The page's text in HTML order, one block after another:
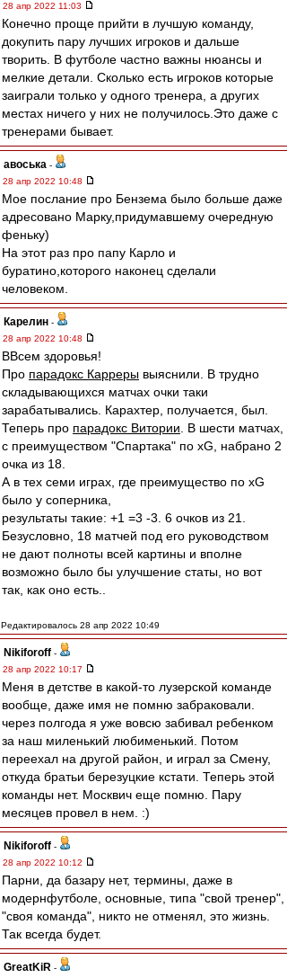
28 апр 2022 11:03
Конечно проще прийти в лучшую команду,
докупить пару лучших игроков и дальше
творить. В футболе частно важны нюансы и
мелкие детали. Сколько есть игроков которые
заиграли только у одного тренера, а других
местах ничего у них не получилось.Это даже с
тренерами бывает.
авоська -
28 апр 2022 10:48
Мое послание про Бензема было больше даже
адресовано Марку,придумавшему очередную
феньку)
На этот раз про папу Карло и
буратино,которого наконец сделали
человеком.
Карелин -
28 апр 2022 10:48
ВВсем здоровья!
Про парадокс Карреры выяснили. В трудно
складывающихся матчах очки таки
зарабатывались. Карахтер, получается, был.
Теперь про парадокс Витории . В шести матчах,
с преимуществом "Спартака" по xG, набрано 2
очка из 18.
А в тех семи играх, где преимущество по xG
было у соперника,
результаты такие: +1 =3 -3. 6 очков из 21.
Безусловно, 18 матчей под его руководством
не дают полноты всей картины и вполне
возможно было бы улучшение статы, но вот
так, как оно есть..
Редактировалось 28 апр 2022 10:49
Nikiforoff -
28 апр 2022 10:17
Меня в детстве в какой-то лузерской команде
вообще, даже имя не помню забраковали.
через полгода я уже вовсю забивал ребенком
за наш миленький любименький. Потом
переехал на другой район, и играл за Смену,
откуда братьи березуцкие кстати. Теперь этой
команды нет. Москвич еще помню. Пару
месяцев провел в нем. :)
Nikiforoff -
28 апр 2022 10:12
Парни, да базару нет, термины, даже в
модернфутболе, основные, типа "свой тренер",
"своя команда", никто не отменял, это жизнь.
Так всегда будет.
GreatKiR -